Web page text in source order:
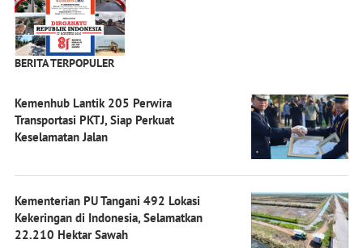
BERITA TERPOPULER
Kemenhub Lantik 205 Perwira
Transportasi PKTJ, Siap Perkuat
Keselamatan Jalan
Kementerian PU Tangani 492 Lokasi
Kekeringan di Indonesia, Selamatkan
22.210 Hektar Sawah